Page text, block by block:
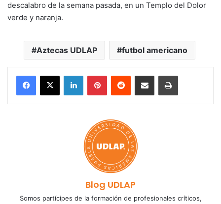
descalabro de la semana pasada, en un Templo del Dolor
verde y naranja.
Aztecas UDLAP futbol americano
LinkedInPinterestReddit Share via Email Print
Blog UDLAP
Somos partícipes de la formación de profesionales críticos,